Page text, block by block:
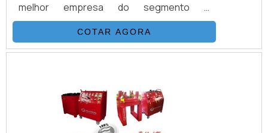
melhor empresa do segmento e
descobrindo a melhor referência em
qualidade.É importante lembrar que o
produto deve sempre ser adquirido com
qualidade e durabilidade dos materiais, além
de evitar prejuízos com substituições
frequentes de peças defeituosas. Assim, é
COTAR AGORA